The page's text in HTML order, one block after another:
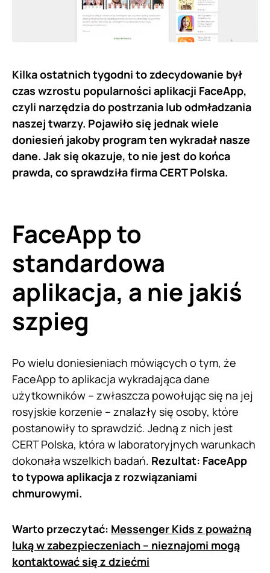
Kilka ostatnich tygodni to zdecydowanie był
czas wzrostu popularności aplikacji FaceApp,
czyli narzędzia do postrzania lub odmładzania
naszej twarzy. Pojawiło się jednak wiele
doniesień jakoby program ten wykradał nasze
dane. Jak się okazuje, to nie jest do końca
prawda, co sprawdziła firma CERT Polska.
FaceApp to
standardowa
aplikacja, a nie jakiś
szpieg
Po wielu doniesieniach mówiących o tym, że
FaceApp to aplikacja wykradająca dane
użytkowników – zwłaszcza powołując się na jej
rosyjskie korzenie – znalazły się osoby, które
postanowiły to sprawdzić. Jedną z nich jest
CERT Polska, która w laboratoryjnych warunkach
dokonała wszelkich badań. Rezultat: FaceApp
to typowa aplikacja z rozwiązaniami
chmurowymi.
Warto przeczytać: Messenger Kids z poważną
luką w zabezpieczeniach – nieznajomi mogą
kontaktować się z dziećmi